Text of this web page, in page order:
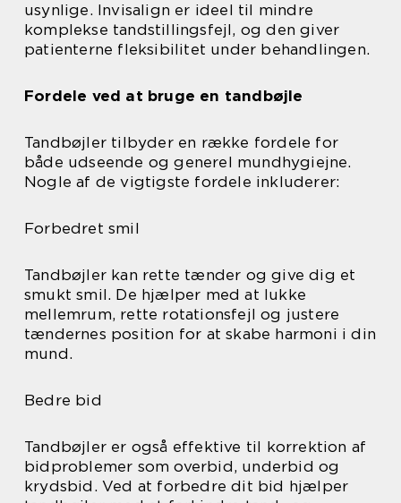
usynlige. Invisalign er ideel til mindre
komplekse tandstillingsfejl, og den giver
patienterne fleksibilitet under behandlingen.
Fordele ved at bruge en tandbøjle
Tandbøjler tilbyder en række fordele for
både udseende og generel mundhygiejne.
Nogle af de vigtigste fordele inkluderer:
Forbedret smil
Tandbøjler kan rette tænder og give dig et
smukt smil. De hjælper med at lukke
mellemrum, rette rotationsfejl og justere
tændernes position for at skabe harmoni i din
mund.
Bedre bid
Tandbøjler er også effektive til korrektion af
bidproblemer som overbid, underbid og
krydsbid. Ved at forbedre dit bid hjælper